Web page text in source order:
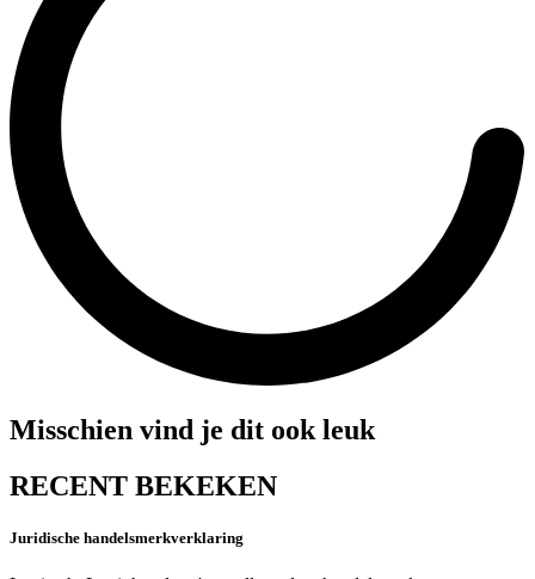
Misschien vind je dit ook leuk
RECENT BEKEKEN
Juridische handelsmerkverklaring